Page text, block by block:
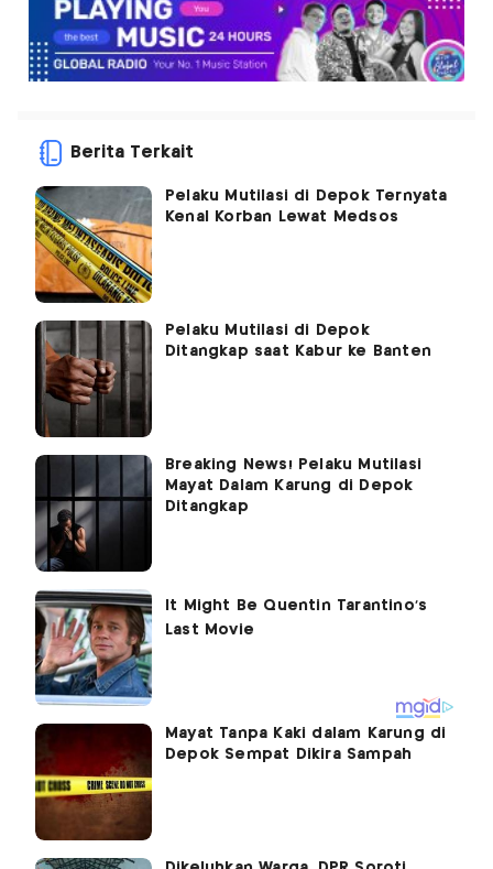
Berita Terkait
Pelaku Mutilasi di Depok Ternyata
Kenal Korban Lewat Medsos
Pelaku Mutilasi di Depok
Ditangkap saat Kabur ke Banten
Breaking News! Pelaku Mutilasi
Mayat Dalam Karung di Depok
Ditangkap
Mayat Tanpa Kaki dalam Karung di
Depok Sempat Dikira Sampah